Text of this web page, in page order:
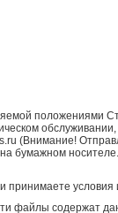
положениями
бумажном
условия
файлы содержат